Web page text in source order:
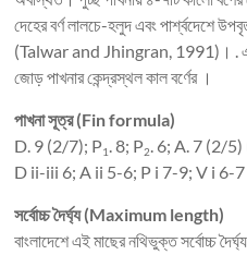
দেহের বর্ণ লালচে-হলুদ এবং পার্শ্বদেশে
(Talwar and Jhingran, 1991)। .
জোড় পাখনার কেন্দ্রস্থল কাল বর্ণের ।
পাখনা সূত্র (Fin formula)
D. 9 (2/7); P1 . 8; P2. 6; A. 7 (2/
D ii-iii 6; A ii 5-6; P i 7-9; V i 6-
সর্বোচ্চ দৈর্ঘ্য (Maximum length)
বাংলাদেশে এই মাছের নথিভুক্ত সর্বোচ্চ